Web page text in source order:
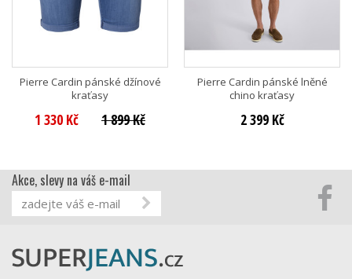
Pierre Cardin pánské džínové
kraťasy
1 330 Kč 1 899 Kč
Pierre Cardin pánské lněné
chino kraťasy
2 399 Kč
Akce, slevy na váš e-mail